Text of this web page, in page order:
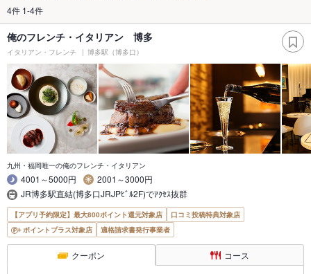
4件 1-4件
俺のフレンチ・イタリアン 博多
イタリアン・フレンチ 博多駅（博多口）
九州・福岡唯一の俺のフレンチ・イタリアン
4001～5000円
2001～3000円
JR博多駅直結(博多口JRJPﾋﾞﾙ2F)でｱｸｾｽ抜群
【アプリ予約限定】最大800ポイント還元対象店
口コミ投稿特典対象店
ポイントプラス対象店
適格請求書発行事業者
クーポン コース